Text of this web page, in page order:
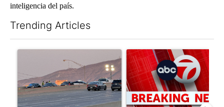
inteligencia del país.
Trending Articles
A trending article titled "Man hit by vehicle on I-10 East while
A trending article titled